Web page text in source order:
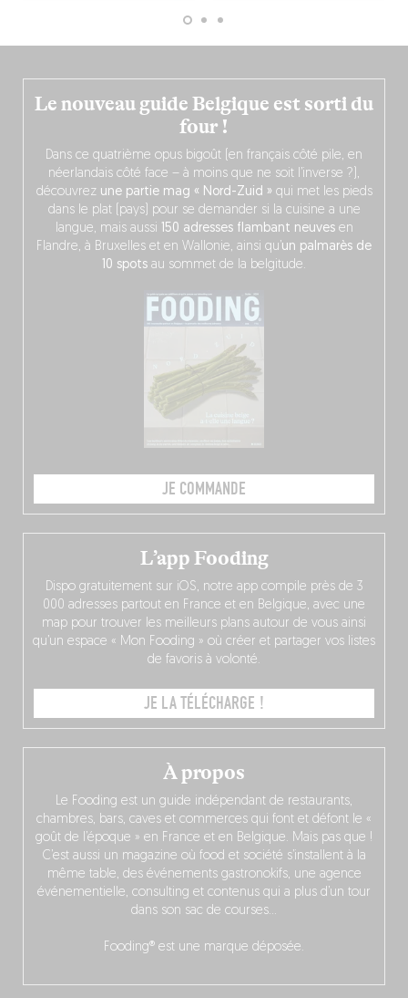
Le nouveau guide Belgique est sorti du
four !
Dans ce quatrième opus bigoût (en français côté pile, en
néerlandais côté face – à moins que ne soit l’inverse ?),
découvrez une partie mag « Nord-Zuid » qui met les pieds
dans le plat (pays) pour se demander si la cuisine a une
langue, mais aussi 150 adresses flambant neuvesen
Flandre, à Bruxelles et en Wallonie, ainsi qu’un palmarès de
10 spots au sommet de la belgitude.
JE COMMANDE
À propos
Le Fooding est un guide indépendant de restaurants,
chambres, bars, caves et commerces qui font et défont le «
goût de l’époque » en France et en Belgique. Mais pas que !
C’est aussi un magazine où food et société s’installent à la
même table, des événements gastronokifs, une agence
événementielle, consulting et contenus qui a plus d’un tour
dans son sac de courses…
Fooding® est une marque déposée.
L’app Fooding
Dispo gratuitement sur iOS, notre app compile près de 3
000 adresses partout en France et en Belgique, avec une
map pour trouver les meilleurs plans autour de vous ainsi
qu’un espace « Mon Fooding » où créer et partager vos listes
de favoris à volonté.
JE LA TÉLÉCHARGE !